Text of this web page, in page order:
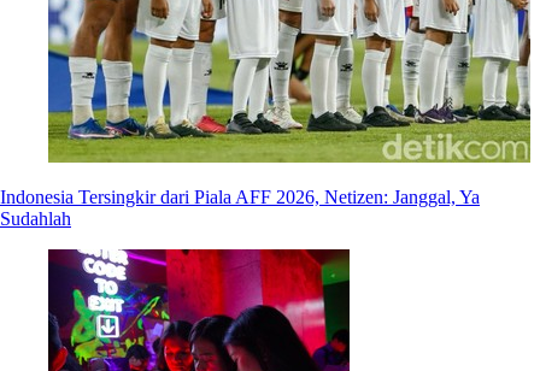
Indonesia Tersingkir dari Piala AFF 2026, Netizen: Janggal, Ya
Sudahlah